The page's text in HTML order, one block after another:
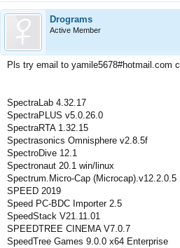
Drograms
Active Member
Pls try email to yamile5678#hotmail.com
SpectraLab 4.32.17
SpectraPLUS v5.0.26.0
SpectraRTA 1.32.15
Spectrasonics Omnisphere v2.8.5f
SpectroDive 12.1
Spectronaut 20.1 win/linux
Spectrum.Micro-Cap (Microcap).v12.2.0.5
SPEED 2019
Speed PC-BDC Importer 2.5
SpeedStack V21.11.01
SPEEDTREE CINEMA V7.0.7
SpeedTree Games 9.0.0 x64 Enterprise